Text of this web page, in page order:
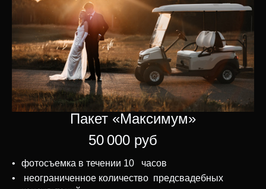
Пакет «Максимум»
50 000 руб
фотосъемка в течении 10 часов
неограниченное количество предсвадебных